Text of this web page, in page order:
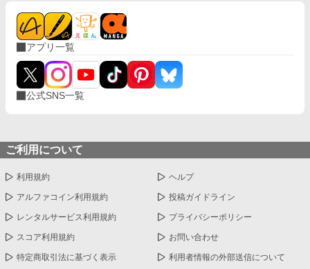
アプリ一覧
公式SNS一覧
ご利用について
利用規約 ヘルプ
アルファコイン利用規約 投稿ガイドライン
レンタルサービス利用規約 プライバシーポリシー
スコア利用規約 お問い合わせ
特定商取引法に基づく表示 利用者情報の外部送信について